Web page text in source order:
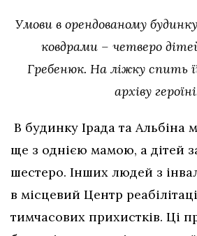
Умови в орендованому
ковдрами – четверо
Гребенюк. На ліжку спить
архіву
В будинку Ірада та Альбіна
ще з однією мамою, а дітей
шестеро. Інших людей з
в місцевий Центр
тимчасових прихистків. Ці